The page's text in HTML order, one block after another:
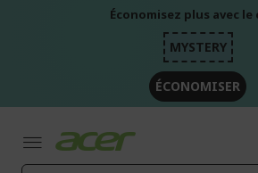
Économisez plus avec le
MYSTERY
ÉCONOMISER